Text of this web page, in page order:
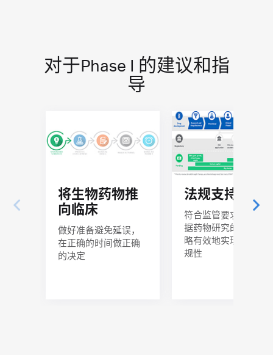
对于Phase I 的建议和指
导
将生物药物推
向临床
做好准备避免延误，
在正确的时间做正确
的决定
法规支持
符合监管要求，并根
据药物研究的明确策
略有效地实现监管合
规性